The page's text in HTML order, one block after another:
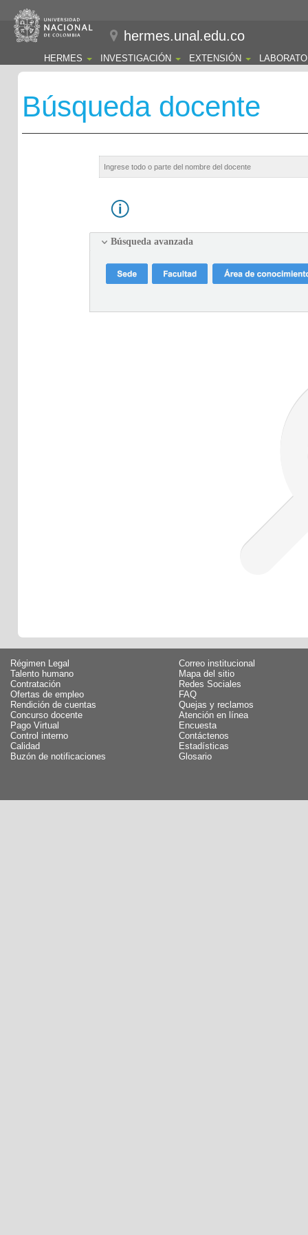
hermes.unal.edu.co
HERMES INVESTIGACIÓN EXTENSIÓN
Búsqueda docente
Búsqueda avanzada
Régimen Legal
Talento humano
Contratación
Ofertas de empleo
Rendición de cuentas
Concurso docente
Pago Virtual
Control interno
Calidad
Buzón de notificaciones
Correo institucional
Mapa del sitio
Redes Sociales
FAQ
Quejas y reclamos
Atención en línea
Encuesta
Contáctenos
Estadísticas
Glosario